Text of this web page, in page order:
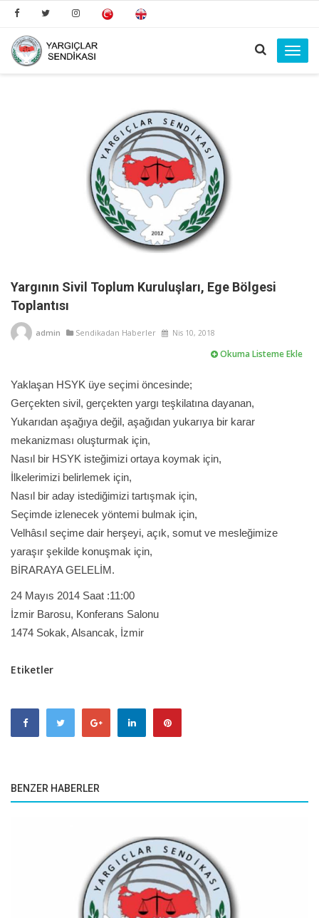
Yargının Sivil Toplum Kuruluşları, Ege Bölgesi
Toplantısı
admin Sendikadan Haberler Nis 10, 2018
Okuma Listeme Ekle
Yaklaşan HSYK üye seçimi öncesinde;
Gerçekten sivil, gerçekten yargı teşkilatına dayanan,
Yukarıdan aşağıya değil, aşağıdan yukarıya bir karar
mekanizması oluşturmak için,
Nasıl bir HSYK isteğimizi ortaya koymak için,
İlkelerimizi belirlemek için,
Nasıl bir aday istediğimizi tartışmak için,
Seçimde izlenecek yöntemi bulmak için,
Velhâsıl seçime dair herşeyi, açık, somut ve mesleğimize
yaraşır şekilde konuşmak için,
BİRARAYA GELELİM.
24 Mayıs 2014 Saat :11:00
İzmir Barosu, Konferans Salonu
1474 Sokak, Alsancak, İzmir
Etiketler
BENZER HABERLER